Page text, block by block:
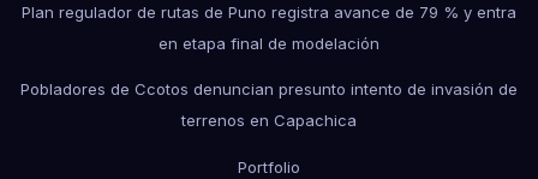
Plan regulador de rutas de Puno registra avance de 79 % y entra
en etapa final de modelación
Pobladores de Ccotos denuncian presunto intento de invasión de
terrenos en Capachica
Portfolio